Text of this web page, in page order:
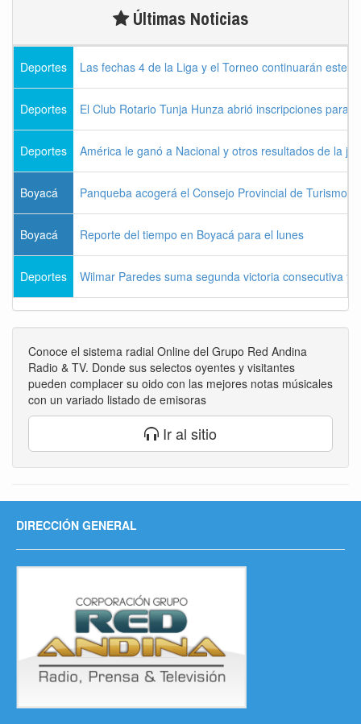
Últimas Noticias
Deportes Las fechas 4 de la Liga y el Torneo continuarán este
Deportes El Club Rotario Tunja Hunza abrió inscripciones para
Deportes América le ganó a Nacional y otros resultados de la
Boyacá Panqueba acogerá el Consejo Provincial de Turismo
Boyacá Reporte del tiempo en Boyacá para el lunes
Deportes Wilmar Paredes suma segunda victoria consecutiva y
Conoce el sistema radial Online del Grupo Red Andina
Radio & TV. Donde sus selectos oyentes y visitantes
pueden complacer su oido con las mejores notas músicales
con un variado listado de emisoras
Ir al sitio
DIRECCIÓN GENERAL